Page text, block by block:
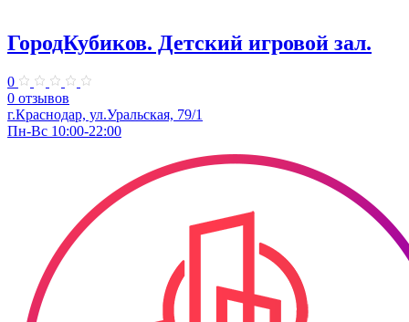
ГородКубиков. ​Детский игровой зал.
0
0 отзывов
г.Краснодар, ​ул.Уральская, 79/1
Пн-Вс 10:00-22:00